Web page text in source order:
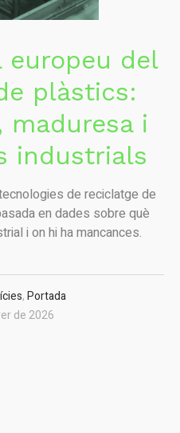
europeu del
plàstics:
maduresa i
industrials
de reciclatge de
en dades sobre què
i on hi ha mancances.
,Portada
de 2026